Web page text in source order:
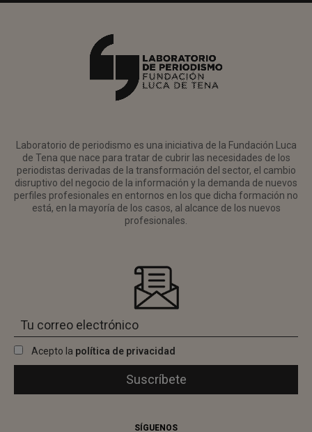
Laboratorio de periodismo es una iniciativa de la Fundación Luca
de Tena que nace para tratar de cubrir las necesidades de los
periodistas derivadas de la transformación del sector, el cambio
disruptivo del negocio de la información y la demanda de nuevos
perfiles profesionales en entornos en los que dicha formación no
está, en la mayoría de los casos, al alcance de los nuevos
profesionales.
Acepto la política de privacidad
SÍGUENOS